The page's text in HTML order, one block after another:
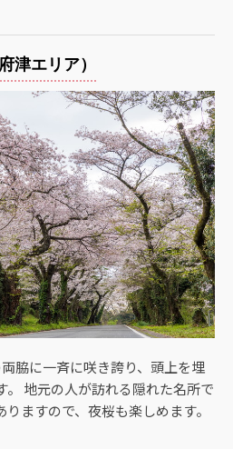
津エリア）
脇に一斉に咲き誇り、頭上を埋
。 地元の人が訪れる隠れた名所で
ますので、夜桜も楽しめます。